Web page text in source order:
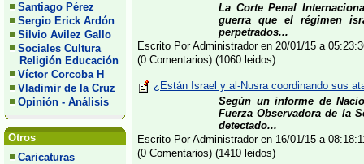
Santiago Pérez
Sergio Erick Ardón
Silvio Avilez Gallo
Sociales Cultura
Religión Educación
Víctor Corcoba H
Vladimir de la Cruz
Opinión - Análisis
Otros
Caricaturas
La Corte Penal
guerra que el régimen
perpetrados...
Escrito Por Administrador en 20/01/15 a
(0 Comentarios) (1060 leidos)
¿Están Israel y al-Nusra coordinando sus
Según un informe de
Fuerza Observadora de la
detectado...
Escrito Por Administrador en 16/01/15 a
(0 Comentarios) (1410 leidos)